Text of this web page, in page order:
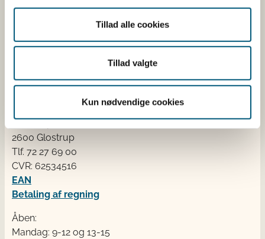
Tillad alle cookies
Tillad valgte
Kun nødvendige cookies
fødevarekæden fra jord til bord med fokus på
dyresundhed og sikker, sund mad. Vi står bag De
officielle Kostråd og smileykontroller, som du kender
fra cafeer, restauranter og supermarkeder.
Kontakt
Fødevarestyrelsen
Stationsparken 31-33
2600 Glostrup
Tlf. 72 2​​​7 69 00
CVR: 62534516
EAN
Betaling af regning
Åben:
Mandag: 9-12 og 13-15